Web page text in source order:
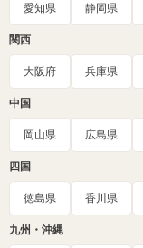
愛知県 静岡県
関西
大阪府 兵庫県
中国
岡山県 広島県
四国
徳島県 香川県
九州・沖縄